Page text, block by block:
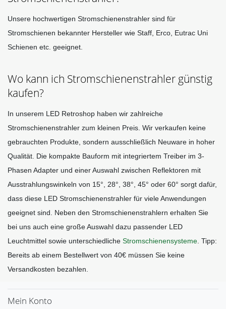
Unsere hochwertigen Stromschienenstrahler sind für
Stromschienen bekannter Hersteller wie Staff, Erco, Eutrac Uni
Schienen etc. geeignet.
Wo kann ich Stromschienenstrahler günstig
kaufen?
In unserem LED Retroshop haben wir zahlreiche
Stromschienenstrahler zum kleinen Preis. Wir verkaufen keine
gebrauchten Produkte, sondern ausschließlich Neuware in hoher
Qualität. Die kompakte Bauform mit integriertem Treiber im 3-
Phasen Adapter und einer Auswahl zwischen Reflektoren mit
Ausstrahlungswinkeln von 15°, 28°, 38°, 45° oder 60° sorgt dafür,
dass diese LED Stromschienenstrahler für viele Anwendungen
geeignet sind. Neben den Stromschienenstrahlern erhalten Sie
bei uns auch eine große Auswahl dazu passender LED
Leuchtmittel sowie unterschiedliche Stromschienensysteme. Tipp:
Bereits ab einem Bestellwert von 40€ müssen Sie keine
Versandkosten bezahlen.
Mein Konto